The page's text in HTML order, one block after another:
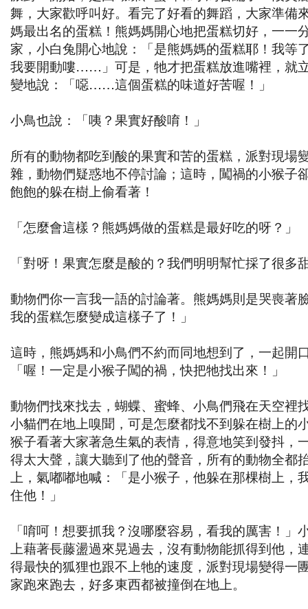
舞，大家歡呼叫好。看完了好看的舞蹈，大家準備
媽最出名的蛋糕！熊媽媽開心地把蛋糕切好，一一
家，小白兔開心地說：「是熊媽媽的蛋糕耶！我等
我要開動嘍……」可是，牠才把蛋糕放進嘴裡，就
變地說：「噁……這個蛋糕的味道好苦喔！」
小鳥也說：「咦？果實好酸唷！」
所有的動物都吃到酸的果實和苦的蛋糕，派對現場
雜，動物們疑惑地不停討論；這時，闖禍的小猴子
飽飽的躲在樹上偷看著！
「怎麼會這樣？熊媽媽做的蛋糕是最好吃的呀？」
「對呀！果實怎麼是酸的？我們明明幫忙採了很多
動物們你一言我一語的討論著。熊媽媽則是哭喪著
我的蛋糕怎麼變成這樣子了！」
這時，熊媽媽和小鳥們不約而同地想到了，一起開
「喔！一定是小猴子闖的禍，快把牠找出來！」
動物們找來找去，蝴蝶、蜜蜂、小鳥們飛在天空裡
小貓們在地上嗅聞，可是怎麼都找不到躲在樹上的
猴子看著大家著急生氣的表情，得意地笑到發抖，
得太大聲，讓大聽到了他的聲音，所有的動物全都
上，氣嘟嘟地喊：「是小猴子，他躲在那棵樹上，
住他！」
「唷呵！想要抓我？沒哪麼容易，看我的厲害！」
上藉著長藤盪過來晃過去，沒有動物能抓得到他，
得最快的狐狸也跟不上牠的速度，派對現場變得一
家跑來跑去，好多東西都被撞倒在地上。